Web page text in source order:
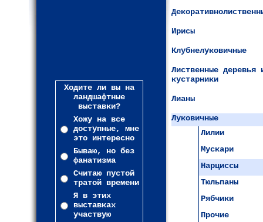
Ходите ли вы на
ландшафтные
выставки?
Хожу на все
доступные, мне
это интересно
Бываю, но без
фанатизма
Считаю пустой
тратой времени
Я в этих
выставках
участвую
Ирисы
Клубнелуковичные
Лиственные деревья
кустарники
Лианы
Луковичные
Лилии
Мускари
Нарциссы
Тюльпаны
Рябчики
Прочие